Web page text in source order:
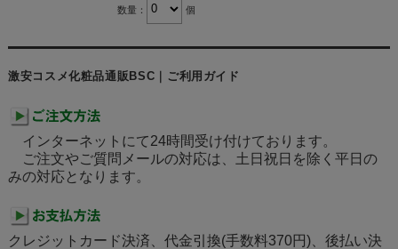
数量： 個
激安コスメ化粧品通販BSC｜ご利用ガイド
インターネットにて24時間受け付けております。
ご注文やご質問メールの対応は、土日祝日を除く平日の
みの対応となります。
クレジットカード決済、代金引換(手数料370円)、後払い決